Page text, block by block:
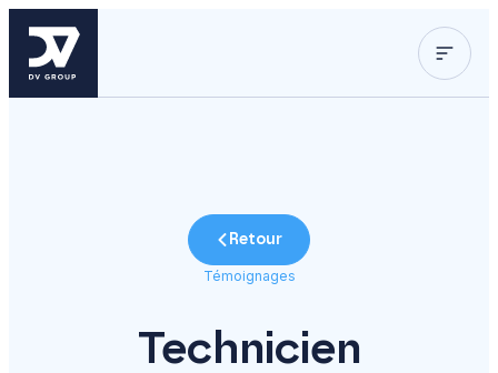
Retour
Témoignages
Technicien